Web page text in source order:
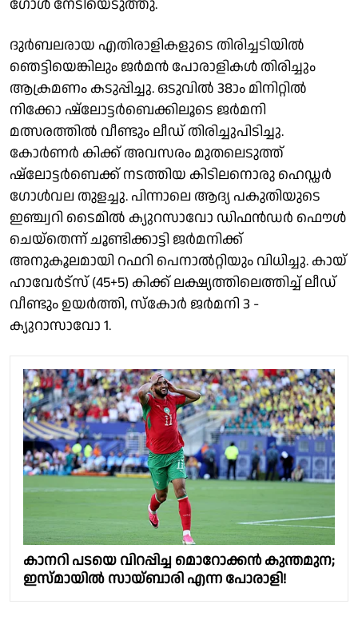
ഗോൾ നേടിയെടുത്തു.
ദുർബലരായ എതിരാളികളുടെ തിരിച്ചടിയിൽ
ഞെട്ടിയെങ്കിലും ജർമൻ പോരാളികൾ തിരിച്ചും
ആക്രമണം കടുപ്പിച്ചു. ഒടുവിൽ 38ാം മിനിറ്റിൽ
നിക്കോ ഷ്ലോട്ടർബെക്കിലൂടെ ജർമനി
മത്സരത്തിൽ വീണ്ടും ലീഡ് തിരിച്ചുപിടിച്ചു.
കോർണർ കിക്ക് അവസരം മുതലെടുത്ത്
ഷ്ലോട്ടർബെക്ക് നടത്തിയ കിടിലനൊരു ഹെഡ്ഡർ
ഗോൾവല തുളച്ചു. പിന്നാലെ ആദ്യ പകുതിയുടെ
ഇഞ്ച്വറി ടൈമിൽ ക്യുറസാവോ ഡിഫൻഡർ ഫൌൾ
ചെയ്തെന്ന് ചൂണ്ടിക്കാട്ടി ജർമനിക്ക്
അനുകൂലമായി റഫറി പെനാൽറ്റിയും വിധിച്ചു. കായ്
ഹാവേർട്‌സ് (45+5) കിക്ക് ലക്ഷ്യത്തിലെത്തിച്ച് ലീഡ്
വീണ്ടും ഉയർത്തി, സ്കോർ ജർമനി 3 -
ക്യുറാസാവോ 1.
കാനറി പടയെ വിറപ്പിച്ച മൊറോക്കൻ കുന്തമുന;
ഇസ്മായിൽ സായ്ബാരി എന്ന പോരാളി!